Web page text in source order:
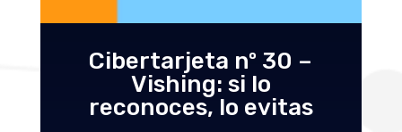
Cibertarjeta nº 29 –
Smishing: si lo
reconoces, lo evitas